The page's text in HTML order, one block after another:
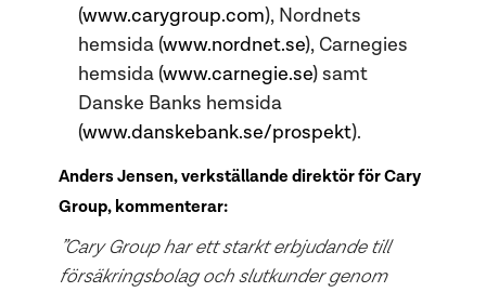
(www.carygroup.com), Nordnets
hemsida (www.nordnet.se), Carnegies
hemsida (www.carnegie.se) samt
Danske Banks hemsida
(www.danskebank.se/prospekt).
Anders Jensen, verkställande direktör för Cary
Group, kommenterar:
”Cary Group har ett starkt erbjudande till
försäkringsbolag och slutkunder genom